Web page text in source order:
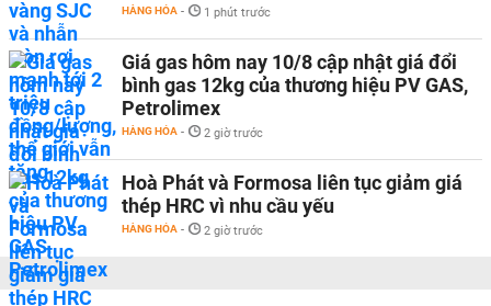
HÀNG HÓA - 1 phút trước
Giá gas hôm nay 10/8 cập nhật giá đổi
bình gas 12kg của thương hiệu PV GAS,
Petrolimex
HÀNG HÓA - 2 giờ trước
Hoà Phát và Formosa liên tục giảm giá
thép HRC vì nhu cầu yếu
HÀNG HÓA - 2 giờ trước